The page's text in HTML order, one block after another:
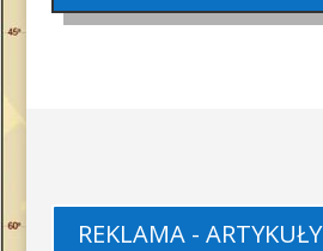
REKLAMA - ARTYKUŁY